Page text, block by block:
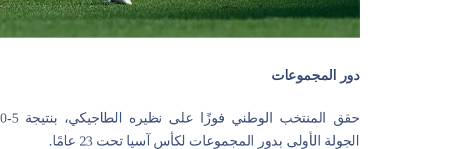
دور المجموعات
الجولة الأولى بدور المجموعات لكأس آسيا تحت 23 عامًا.